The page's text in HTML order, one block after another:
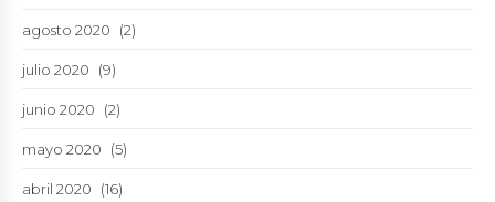
agosto 2020 (2)
julio 2020 (9)
junio 2020 (2)
mayo 2020 (5)
abril 2020 (16)